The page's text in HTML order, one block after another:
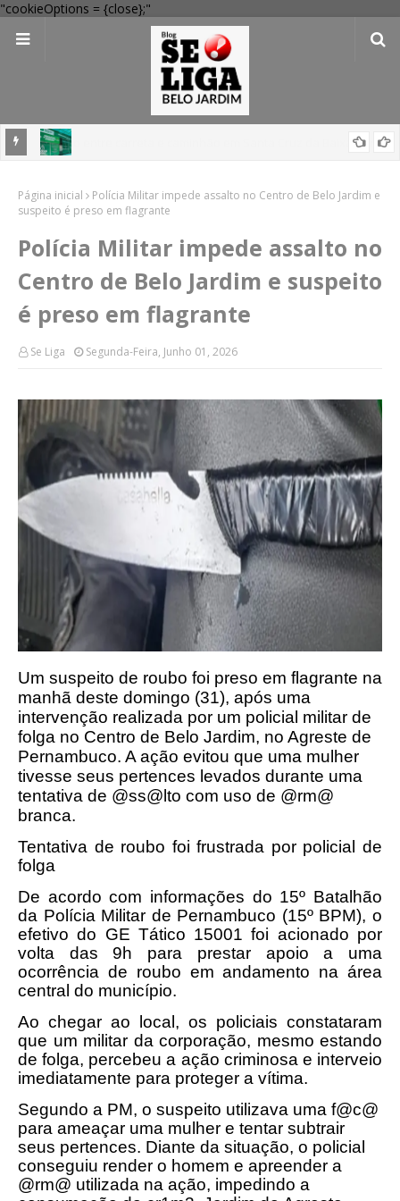
"cookieOptions = {close};"
compras
Página inicial
Polícia Militar impede assalto no Centro de Belo Jardim e
suspeito é preso em flagrante
Polícia Militar impede assalto no
Centro de Belo Jardim e suspeito
é preso em flagrante
Se Liga Segunda-Feira, Junho 01, 2026
Um suspeito de roubo foi preso em flagrante na
manhã deste domingo (31), após uma
intervenção realizada por um policial militar de
folga no Centro de Belo Jardim, no Agreste de
Pernambuco. A ação evitou que uma mulher
tivesse seus pertences levados durante uma
tentativa de @ss@lto com uso de @rm@
branca.
Tentativa de roubo foi frustrada por policial de
folga
De acordo com informações do 15º Batalhão
da Polícia Militar de Pernambuco (15º BPM), o
efetivo do GE Tático 15001 foi acionado por
volta das 9h para prestar apoio a uma
ocorrência de roubo em andamento na área
central do município.
Ao chegar ao local, os policiais constataram
que um militar da corporação, mesmo estando
de folga, percebeu a ação criminosa e interveio
imediatamente para proteger a vítima.
Segundo a PM, o suspeito utilizava uma f@c@
para ameaçar uma mulher e tentar subtrair
seus pertences. Diante da situação, o policial
conseguiu render o homem e apreender a
@rm@ utilizada na ação, impedindo a